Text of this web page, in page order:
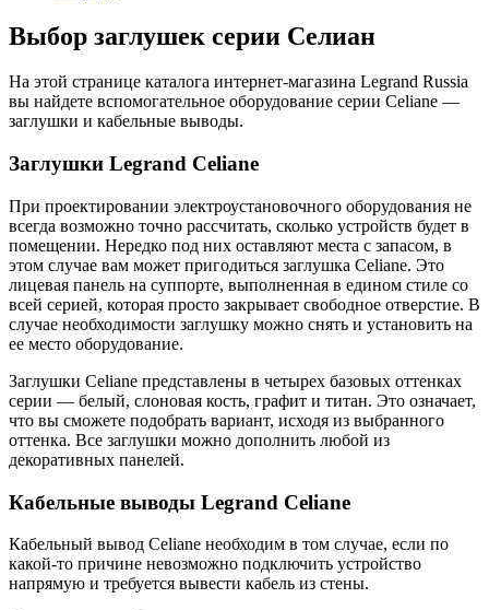
Выбор заглушек серии Селиан
На этой странице каталога интернет-магазина Legrand Russia
вы найдете вспомогательное оборудование серии Celiane —
заглушки и кабельные выводы.
Заглушки Legrand Celiane
При проектировании электроустановочного оборудования не
всегда возможно точно рассчитать, сколько устройств будет в
помещении. Нередко под них оставляют места с запасом, в
этом случае вам может пригодиться заглушка Celiane. Это
лицевая панель на суппорте, выполненная в едином стиле со
всей серией, которая просто закрывает свободное отверстие. В
случае необходимости заглушку можно снять и установить на
ее место оборудование.
Заглушки Celiane представлены в четырех базовых оттенках
серии — белый, слоновая кость, графит и титан. Это означает,
что вы сможете подобрать вариант, исходя из выбранного
оттенка. Все заглушки можно дополнить любой из
декоративных панелей.
Кабельные выводы Legrand Celiane
Кабельный вывод Celiane необходим в том случае, если по
какой-то причине невозможно подключить устройство
напрямую и требуется вывести кабель из стены.